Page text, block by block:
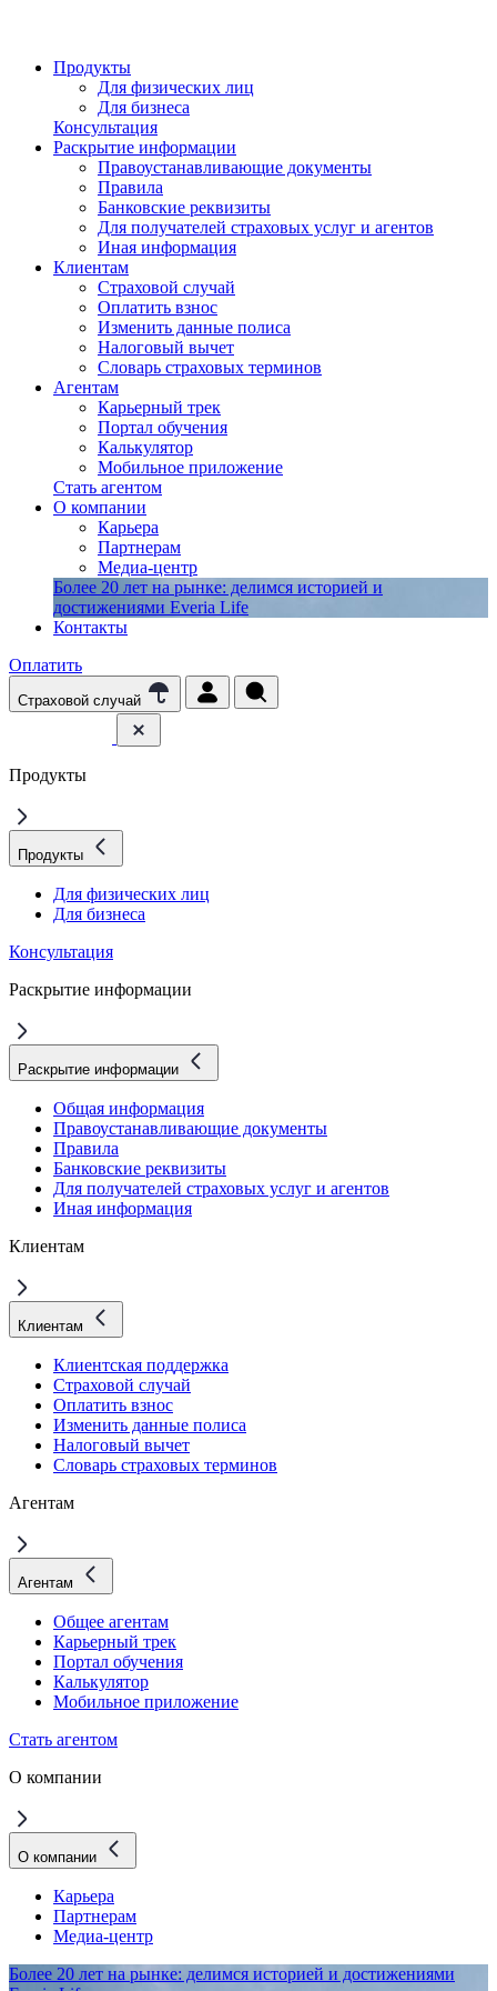
Продукты
Для физических лиц
Для бизнеса
Консультация
Раскрытие информации
Правоустанавливающие документы
Правила
Банковские реквизиты
Для получателей страховых услуг и агентов
Иная информация
Клиентам
Страховой случай
Оплатить взнос
Изменить данные полиса
Налоговый вычет
Словарь страховых терминов
Агентам
Карьерный трек
Портал обучения
Калькулятор
Мобильное приложение
Стать агентом
О компании
Карьера
Партнерам
Медиа-центр
Более 20 лет на рынке: делимся историей и
достижениями Everia Life
Контакты
Оплатить
Страховой случай
Продукты
Продукты
Для физических лиц
Для бизнеса
Консультация
Раскрытие информации
Раскрытие информации
Общая информация
Правоустанавливающие документы
Правила
Банковские реквизиты
Для получателей страховых услуг и агентов
Иная информация
Клиентам
Клиентам
Клиентская поддержка
Страховой случай
Оплатить взнос
Изменить данные полиса
Налоговый вычет
Словарь страховых терминов
Агентам
Агентам
Общее агентам
Карьерный трек
Портал обучения
Калькулятор
Мобильное приложение
Стать агентом
О компании
О компании
Карьера
Партнерам
Медиа-центр
Более 20 лет на рынке: делимся историей и достижениями